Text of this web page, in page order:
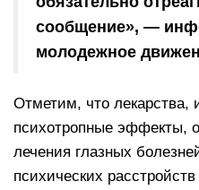
сообщение», —
молодежное
Отметим, что лекарства,
психотропные эффекты,
лечения глазных
психических